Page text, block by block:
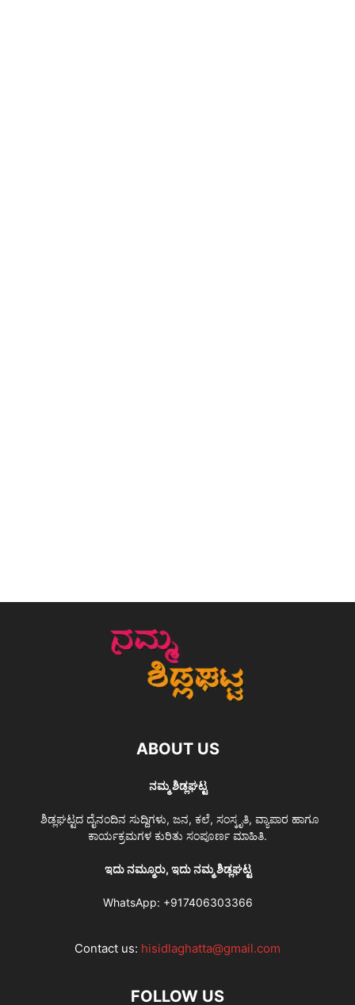
ABOUT US
ನಮ್ಮ ಶಿಡ್ಲಘಟ್ಟ
ಶಿಡ್ಲಘಟ್ಟದ ದೈನಂದಿನ ಸುದ್ದಿಗಳು, ಜನ, ಕಲೆ, ಸಂಸ್ಕೃತಿ, ವ್ಯಾಪಾರ ಹಾಗೂ
ಕಾರ್ಯಕ್ರಮಗಳ ಕುರಿತು ಸಂಪೂರ್ಣ ಮಾಹಿತಿ.
ಇದು ನಮ್ಮೂರು, ಇದು ನಮ್ಮ ಶಿಡ್ಲಘಟ್ಟ
WhatsApp: +917406303366
Contact us: hisidlaghatta@gmail.com
FOLLOW US